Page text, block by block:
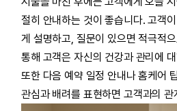
절히 안내하는 것이 좋습니다. 고객
게 설명하고, 질문이 있으면 적극적
통해 고객은 자신의 건강과 관리에
또한 다음 예약 일정 안내나 홈케어
관심과 배려를 표현하면 고객과의